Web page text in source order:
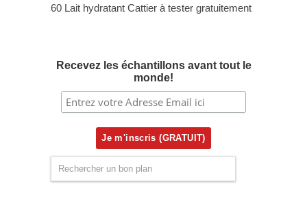
60 Lait hydratant Cattier à tester gratuitement
Recevez les échantillons avant tout le
monde!